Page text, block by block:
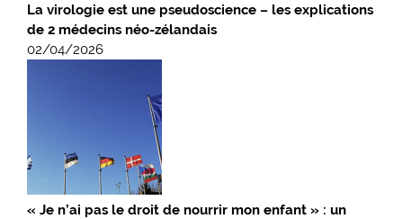
La virologie est une pseudoscience – les explications
de 2 médecins néo-zélandais
02/04/2026
« Je n’ai pas le droit de nourrir mon enfant » : un